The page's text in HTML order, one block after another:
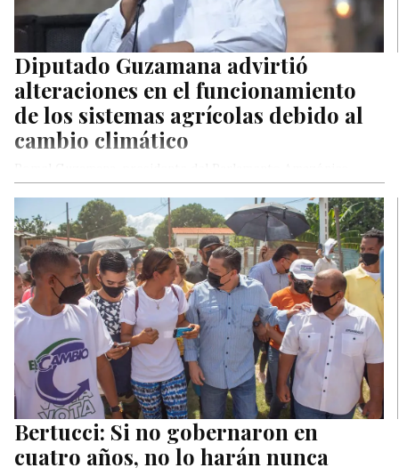
Diputado Guzamana advirtió
alteraciones en el funcionamiento
de los sistemas agrícolas debido al
cambio climático
alertó este martes que el cambio climático está alterando el
funcionamiento de los sistemas…
Bertucci: Si no gobernaron en
cuatro años, no lo harán nunca